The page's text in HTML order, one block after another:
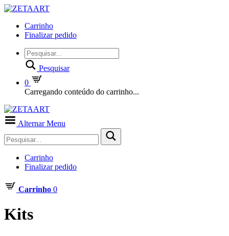
Carrinho
Finalizar pedido
Pesquisar
0
Carregando conteúdo do carrinho...
Alternar Menu
Carrinho
Finalizar pedido
Carrinho 0
Kits